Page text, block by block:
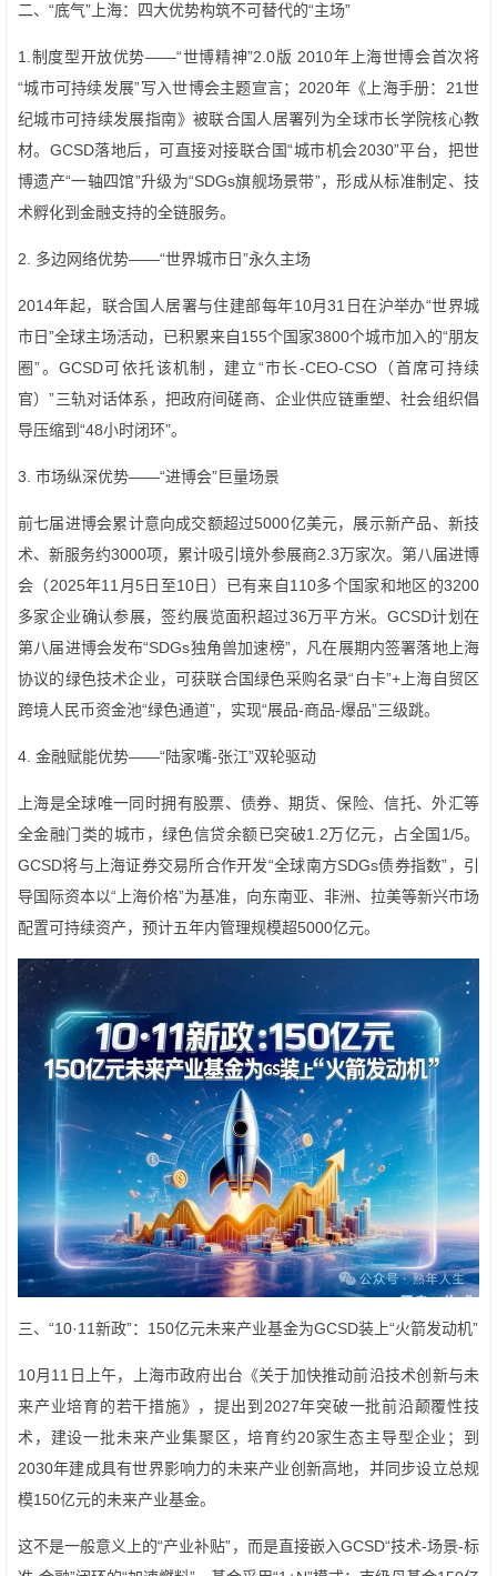
二、“底气”上海：四大优势构筑不可替代的“主场”
1.制度型开放优势——“世博精神”2.0版 2010年上海世博会首次将
“城市可持续发展”写入世博会主题宣言；2020年《上海手册：21世
纪城市可持续发展指南》被联合国人居署列为全球市长学院核心教
材。GCSD落地后，可直接对接联合国“城市机会2030”平台，把世
博遗产“一轴四馆”升级为“SDGs旗舰场景带”，形成从标准制定、技
术孵化到金融支持的全链服务。
2. 多边网络优势——“世界城市日”永久主场
2014年起，联合国人居署与住建部每年10月31日在沪举办“世界城
市日”全球主场活动，已积累来自155个国家3800个城市加入的“朋友
圈”。GCSD可依托该机制，建立“市长-CEO-CSO（首席可持续
官）”三轨对话体系，把政府间磋商、企业供应链重塑、社会组织倡
导压缩到“48小时闭环”。
3. 市场纵深优势——“进博会”巨量场景
前七届进博会累计意向成交额超过5000亿美元，展示新产品、新技
术、新服务约3000项，累计吸引境外参展商2.3万家次。第八届进博
会（2025年11月5日至10日）已有来自110多个国家和地区的3200
多家企业确认参展，签约展览面积超过36万平方米。GCSD计划在
第八届进博会发布“SDGs独角兽加速榜”，凡在展期内签署落地上海
协议的绿色技术企业，可获联合国绿色采购名录“白卡”+上海自贸区
跨境人民币资金池“绿色通道”，实现“展品-商品-爆品”三级跳。
4. 金融赋能优势——“陆家嘴-张江”双轮驱动
上海是全球唯一同时拥有股票、债券、期货、保险、信托、外汇等
全金融门类的城市，绿色信贷余额已突破1.2万亿元，占全国1/5。
GCSD将与上海证券交易所合作开发“全球南方SDGs债券指数”，引
导国际资本以“上海价格”为基准，向东南亚、非洲、拉美等新兴市场
配置可持续资产，预计五年内管理规模超5000亿元。
三、“10·11新政”：150亿元未来产业基金为GCSD装上“火箭发动机”
10月11日上午，上海市政府出台《关于加快推动前沿技术创新与未
来产业培育的若干措施》，提出到2027年突破一批前沿颠覆性技
术，建设一批未来产业集聚区，培育约20家生态主导型企业；到
2030年建成具有世界影响力的未来产业创新高地，并同步设立总规
模150亿元的未来产业基金。
这不是一般意义上的“产业补贴”，而是直接嵌入GCSD“技术-场景-标